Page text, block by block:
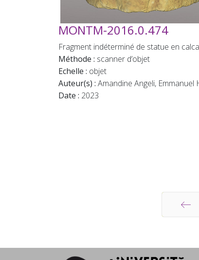
MONTM-2016.0.474
Fragment indéterminé de statue en
Méthode : scanner d’objet
Echelle : objet
Auteur(s) : Amandine Angeli, Emmanuel
Date : 2023